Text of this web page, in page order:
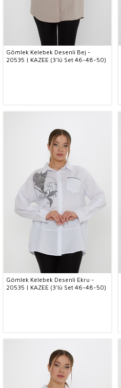
Gömlek Kelebek Desenli Bej -
20535 | KAZEE (3'lü Set 46-48-50)
Gömlek Kelebek Desenli Ekru -
20535 | KAZEE (3'lü Set 46-48-50)